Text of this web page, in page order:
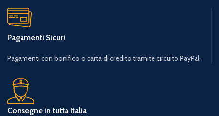
Pagamenti Sicuri
Pagamenti con bonifico o carta di credito tramite circuito PayPal.
Consegne in tutta Italia